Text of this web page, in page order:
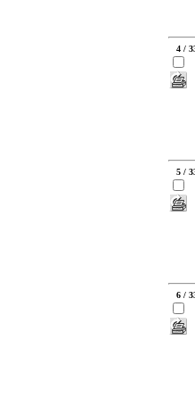
4 /
5 /
6 /